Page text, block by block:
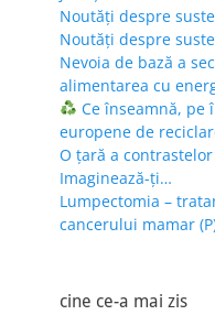
Noutăți despre
Noutăți despre
Nevoia de bază a
alimentarea cu
Ce înseamnă,
europene de
O țară a contrastelor
Imaginează-ți…
Lumpectomia –
cancerului mamar
cine ce-a mai zis